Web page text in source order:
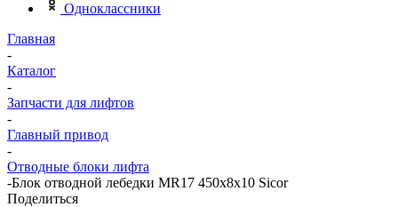
Одноклассники
Главная
-
Каталог
-
Запчасти для лифтов
-
Главный привод
-
Отводные блоки лифта
-Блок отводной лебедки MR17 450х8х10 Sicor
Поделиться